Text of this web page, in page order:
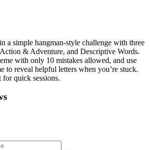
a simple hangman-style challenge with three
& Adventure, and Descriptive Words.
with only 10 mistakes allowed, and use
to reveal helpful letters when you’re stuck.
for quick sessions.